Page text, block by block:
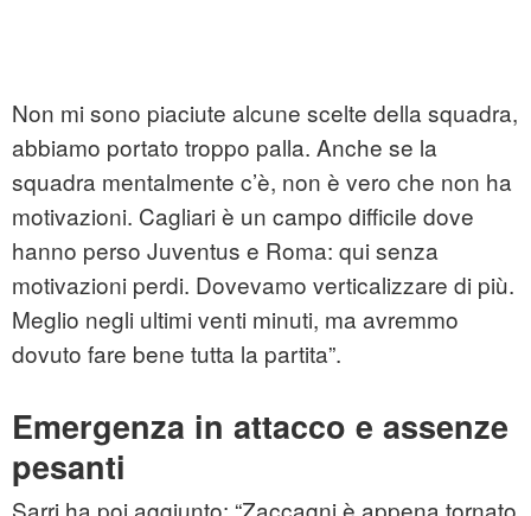
Non mi sono piaciute alcune scelte della squadra,
abbiamo portato troppo palla. Anche se la
squadra mentalmente c’è, non è vero che non ha
motivazioni. Cagliari è un campo difficile dove
hanno perso Juventus e Roma: qui senza
motivazioni perdi. Dovevamo verticalizzare di più.
Meglio negli ultimi venti minuti, ma avremmo
dovuto fare bene tutta la partita”.
Emergenza in attacco e assenze
pesanti